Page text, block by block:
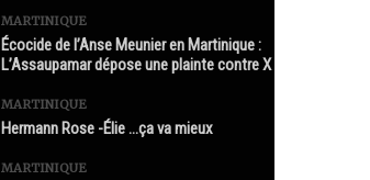
MARTINIQUE
Écocide de l’Anse Meunier en Martinique :
L’Assaupamar dépose une plainte contre X
MARTINIQUE
Hermann Rose -Élie …ça va mieux
MARTINIQUE